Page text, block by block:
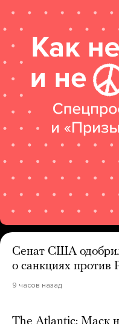
Сенат США
о санкциях против
9 часов назад
The Atlantic: Маск